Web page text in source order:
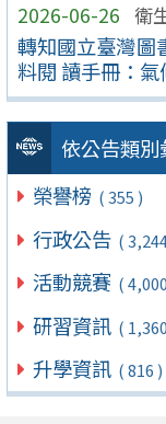
2026-06-26 衛
轉知國立臺灣圖
料閱 讀手冊：
依公告類別
榮譽榜 ( 355 )
行政公告 (
活動競賽 (
研習資訊 (
升學資訊 ( 816 )